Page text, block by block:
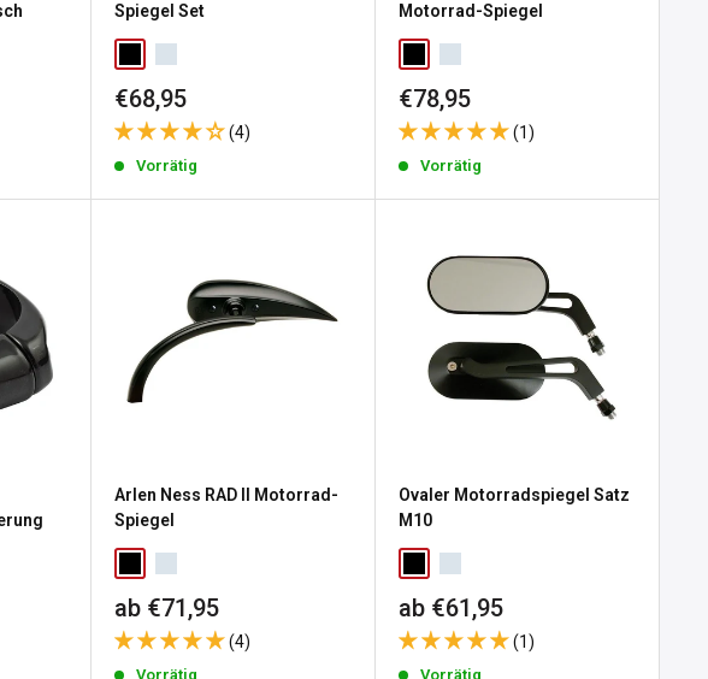
Spiegel Set
Sonderpreis
€68,95
(4)
Vorrätig
Motorrad-Spiegel
Sonderpreis
€78,95
(1)
Vorrätig
Arlen Ness RAD II Motorrad-
Spiegel
Sonderpreis
ab €71,95
(4)
Vorrätig
Ovaler Motorradspiegel Satz
M10
Sonderpreis
ab €61,95
(1)
Vorrätig